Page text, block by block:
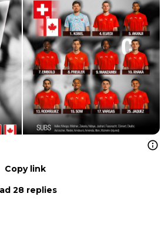
Copy link
28 replies